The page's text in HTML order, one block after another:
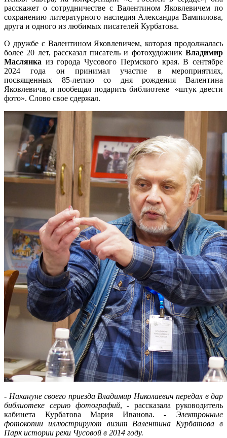
расскажет о сотрудничестве с Валентином Яковлевичем по
сохранению литературного наследия Александра Вампилова,
друга и одного из любимых писателей Курбатова.
О дружбе с Валентином Яковлевичем, которая продолжалась
более 20 лет, рассказал писатель и фотохудожник Владимир
Маслянка из города Чусового Пермского края. В сентябре
2024 года он принимал участие в мероприятиях,
посвященных 85-летию со дня рождения Валентина
Яковлевича, и пообещал подарить библиотеке «штук двести
фото». Слово свое сдержал.
- Накануне своего приезда Владимир Николаевич передал в дар
библиотеке серию фотографий, - рассказала руководитель
кабинета Курбатова Мария Иванова. - Электронные
фотокопии иллюстрируют визит Валентина Курбатова в
Парк истории реки Чусовой в 2014 году.